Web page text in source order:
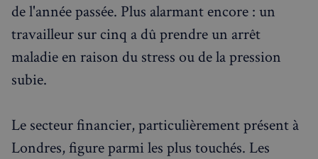
de l'année passée. Plus alarmant encore : un
travailleur sur cinq a dû prendre un arrêt
maladie en raison du stress ou de la pression
subie.
Le secteur financier, particulièrement présent à
Londres, figure parmi les plus touchés. Les